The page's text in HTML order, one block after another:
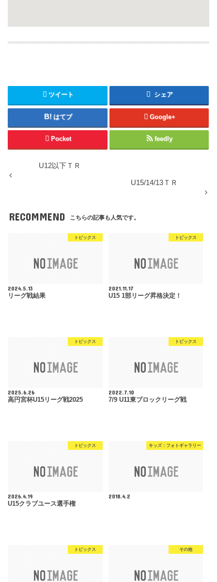
ツイート シェア
はてブ Google+
Pocket feedly
U12以下ＴＲ
U15/14/13ＴＲ
RECOMMEND こちらの記事も人気です。
トピックス
2024.5.13
リーグ戦結果
トピックス
2021.11.17
U15 1部リーグ昇格決定！
トピックス
2025.6.26
高円宮杯U15リーグ戦2025
トピックス
2022.7.10
7/9 U11東ブロックリーグ戦
トピックス
2026.4.19
U15クラブユース選手権
キッズ：フォトギャラリー
2018.4.2
トピックス その他